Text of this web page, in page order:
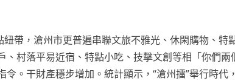
紐帶，滄州市更普遍串聯文旅不雅光、休閑購物、特
、村落平易近宿、特點小吃、技擊文創等相「你們
。干財產穩步增加。統計顯示，“滄州擂”舉行時代